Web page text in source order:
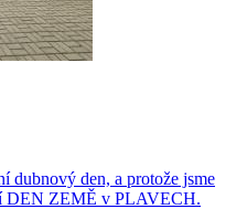
dubnový den, a protože jsme
DEN ZEMĚ v PLAVECH.